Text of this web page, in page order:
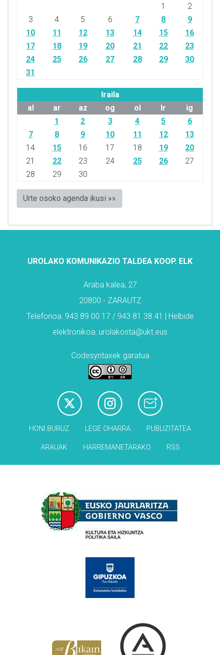
1
2
3
4 5 6 7 8
9
10
11 12 13 14 15
16
17
18 19 20 21 22
23
24
25 26 27 28 29
30
31
Iraila
al
ar az og ol lr
ig
1
2 3 4 5
6
7
8 9 10 11 12
13
14
15 16 17 18 19
20
21
22 23 24 25 26
27
28
29 30
Urte osoko agenda ikusi »»
UROLAKO KOMUNIKAZIO TALDEA KOOP. ELK
Araba kalea, 27
20800 - ZARAUTZ
Telefonoa: 943 89 00 17 / 943 81 38 41 | Helbide
elektronikoa: urolakosta@ukt.eus
Codesyntaxek garatua
HONI BURUZ LEGE OHARRA PUBLIZITATEA
ARAUAK HARREMANETARAKO RSS